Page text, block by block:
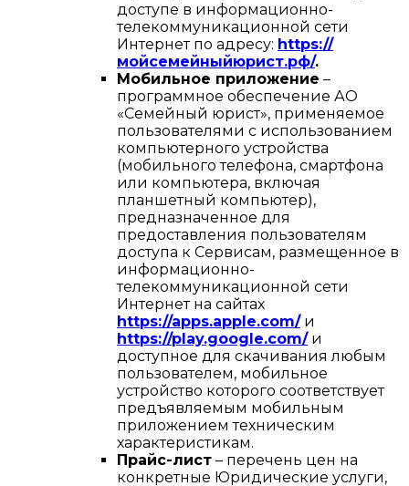
доступе в информационно-
телекоммуникационной сети
Интернет по адресу: https://
мойсемейныйюрист.рф/.
Мобильное приложение –
программное обеспечение АО
«Семейный юрист», применяемое
пользователями с использованием
компьютерного устройства
(мобильного телефона, смартфона
или компьютера, включая
планшетный компьютер),
предназначенное для
предоставления пользователям
доступа к Сервисам, размещенное в
информационно-
телекоммуникационной сети
Интернет на сайтах
https://apps.apple.com/и
https://play.google.com/и
доступное для скачивания любым
пользователем, мобильное
устройство которого соответствует
предъявляемым мобильным
приложением техническим
характеристикам.
Прайс-лист – перечень цен на
конкретные Юридические услуги,